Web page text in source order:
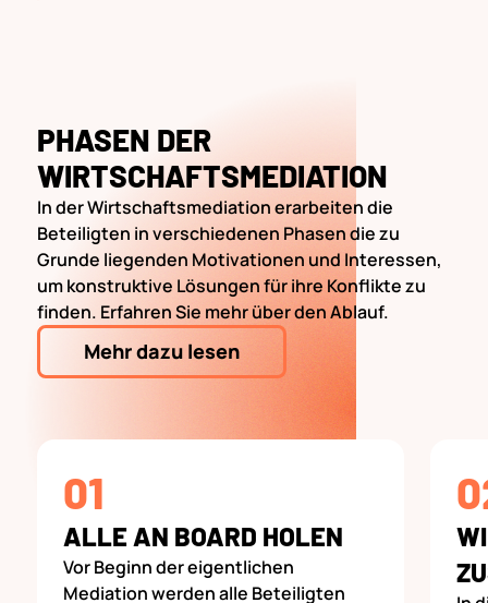
PHASEN DER
WIRTSCHAFTSMEDIATION
In der Wirtschaftsmediation erarbeiten die
Beteiligten in verschiedenen Phasen die zu
Grunde liegenden Motivationen und Interessen,
um konstruktive Lösungen für ihre Konflikte zu
finden. Erfahren Sie mehr über den Ablauf.
Mehr dazu lesen
01
ALLE AN BOARD HOLEN
Vor Beginn der eigentlichen
Mediation werden alle Beteiligten